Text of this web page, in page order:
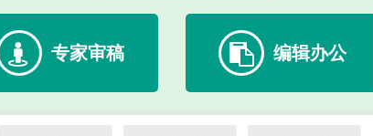
专家审稿 编辑办公